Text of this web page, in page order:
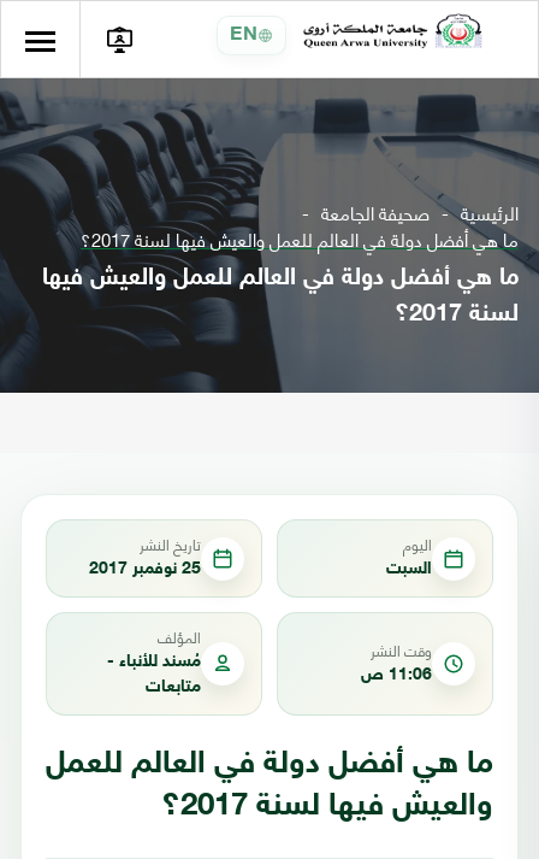
EN
الرئيسية صحيفة الجامعة
ما هي أفضل دولة في العالم للعمل والعيش فيها لسنة 2017؟
ما هي أفضل دولة في العالم للعمل والعيش فيها
لسنة 2017؟
اليوم
السبت
تاريخ النشر
25 نوفمبر 2017
وقت النشر
11:06 ص
المؤلف
مُسند للأنباء -
متابعات
ما هي أفضل دولة في العالم للعمل
والعيش فيها لسنة 2017؟